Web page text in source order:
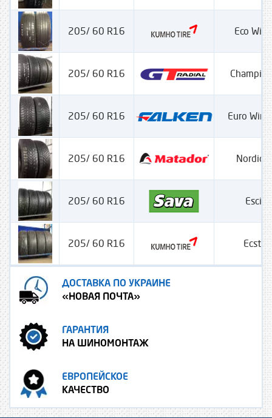
205/ 60 R16 Eco
205/ 60 R16
205/ 60 R16 Euro
205/ 60 R16 Nordica
205/ 60 R16
205/ 60 R16 Ecsta
ДОСТАВКА ПО УКРАИНЕ
«НОВАЯ ПОЧТА»
ГАРАНТИЯ
НА ШИНОМОНТАЖ
ЕВРОПЕЙСКОЕ
КАЧЕСТВО